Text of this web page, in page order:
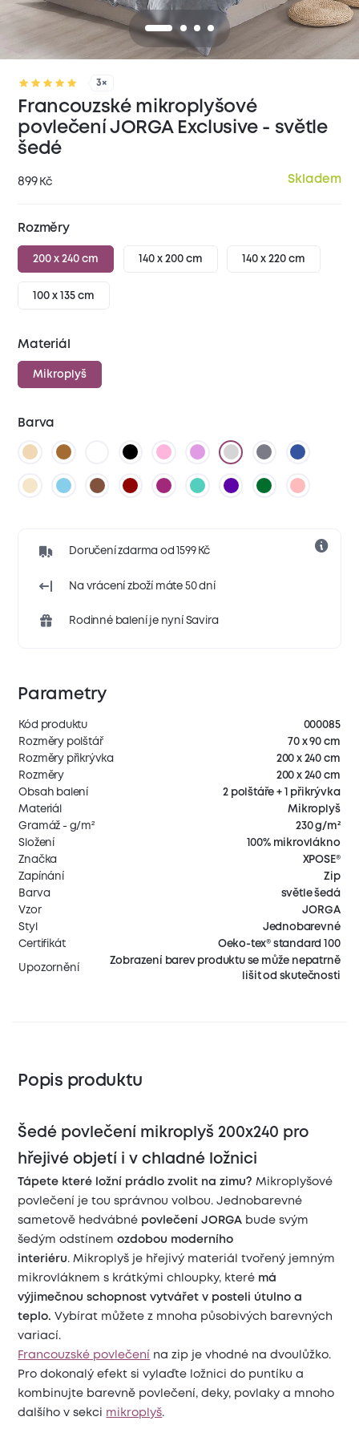
3×
Francouzské mikroplyšové
povlečení JORGA Exclusive - světle
šedé
899 Kč Skladem
Rozměry
200 x 240 cm 140 x 200 cm 140 x 220 cm
100 x 135 cm
Materiál
Mikroplyš
Barva
Doručení zdarma od 1599 Kč
Na vrácení zboží máte 50 dní
Rodinné balení je nyní Savira
Parametry
Kód produktu
000085
Rozměry polštář
70 x 90 cm
Rozměry přikrývka
200 x 240 cm
Rozměry
200 x 240 cm
Obsah balení
2 polštáře + 1 přikrývka
Materiál
Mikroplyš
Gramáž - g/m²
230 g/m²
Složení
100% mikrovlákno
Značka
XPOSE®
Zapínání
Zip
Barva
světle šedá
Vzor
JORGA
Styl
Jednobarevné
Certifikát
Oeko-tex® standard 100
Upozornění
Zobrazení barev produktu se může nepatrně
lišit od skutečnosti
Popis produktu
Šedé povlečení mikroplyš 200x240 pro
hřejivé objetí i v chladné ložnici
Tápete které ložní prádlo zvolit na zimu? Mikroplyšové
povlečení je tou správnou volbou. Jednobarevné
sametově hedvábné povlečení JORGA bude svým
šedým odstínem ozdobou moderního
interiéru. Mikroplyš je hřejivý materiál tvořený jemným
mikrovláknem s krátkými chloupky, které má
výjimečnou schopnost vytvářet v posteli útulno a
teplo. Vybírat můžete z mnoha působivých barevných
variací.
Francouzské povlečení na zip je vhodné na dvoulůžko.
Pro dokonalý efekt si vylaďte ložnici do puntíku a
kombinujte barevně povlečení, deky, povlaky a mnoho
dalšího v sekci mikroplyš.